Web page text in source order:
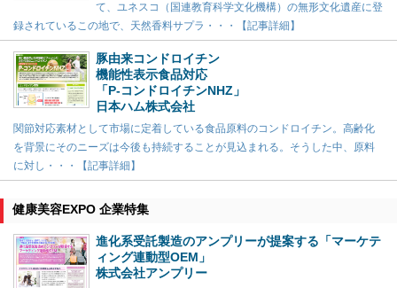
て、ユネスコ（国連教育科学文化機構）の無形文化遺産に登
録されているこの地で、天然香料サプラ・・・【記事詳細】
豚由来コンドロイチン
機能性表示食品対応
「P-コンドロイチンNHZ」
日本ハム株式会社
関節対応素材として市場に定着している食品原料のコンドロイチン。高齢化
を背景にそのニーズは今後も持続することが見込まれる。そうした中、原料
に対し・・・【記事詳細】
健康美容EXPO 企業特集
進化系受託製造のアンプリーが提案する「マーケテ
ィング連動型OEM」
株式会社アンプリー